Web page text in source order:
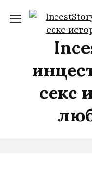
содержанию
секс